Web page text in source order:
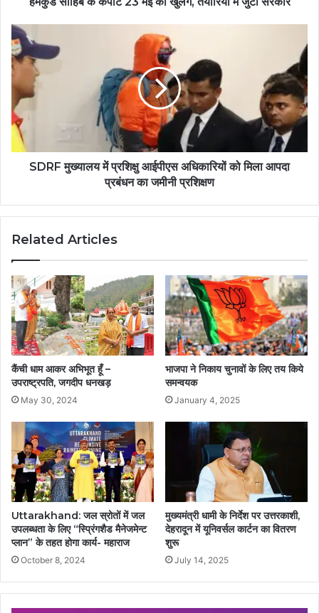
SDRF मुख्यालय में प्रशिक्षु आईपीएस अधिकारियों को मिला आपदा
प्रबंधन का जमीनी प्रशिक्षण
Related Articles
कैंची धाम आकर अभिभूत हूँ –
उपराष्ट्रपति, जगदीप धनखड़
May 30, 2024
भाजपा ने निकाय चुनावों के लिए तय किये
समन्वयक
January 4, 2025
Uttarakhand: जल स्रोतों में जल
उपलब्धता के लिए “स्प्रिंगशैड मैनेजमेन्ट
प्लान” के तहत होगा कार्य- महाराज
October 8, 2024
मुख्यमंत्री धामी के निर्देश पर उत्तरकाशी,
देहरादून में यूनिवर्सल कार्टन का वितरण
शुरू
July 14, 2025